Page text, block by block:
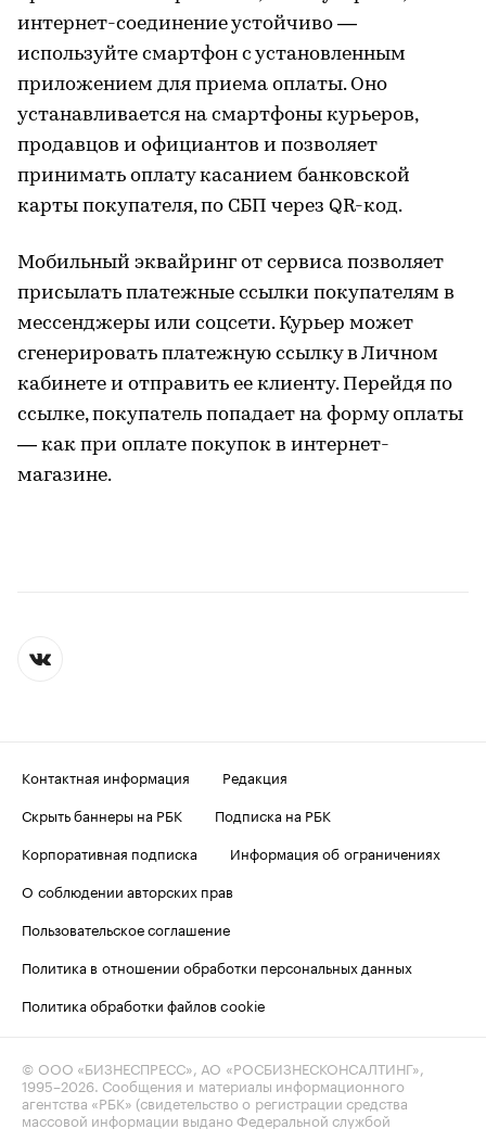
интернет-соединение устойчиво —
используйте смартфон с установленным
приложением для приема оплаты. Оно
устанавливается на смартфоны курьеров,
продавцов и официантов и позволяет
принимать оплату касанием банковской
карты покупателя, по СБП через QR-код.
Мобильный эквайринг от сервиса позволяет
присылать платежные ссылки покупателям в
мессенджеры или соцсети. Курьер может
сгенерировать платежную ссылку в Личном
кабинете и отправить ее клиенту. Перейдя по
ссылке, покупатель попадает на форму оплаты
— как при оплате покупок в интернет-
магазине.
Контактная информация
Редакция
Скрыть баннеры на РБК
Подписка на РБК
Корпоративная подписка
Информация об ограничениях
О соблюдении авторских прав
Пользовательское соглашение
Политика в отношении обработки персональных данных
Политика обработки файлов cookie
© ООО «БИЗНЕСПРЕСС», АО «РОСБИЗНЕСКОНСАЛТИНГ»,
1995–2026 . Сообщения и материалы информационного
агентства «РБК» (свидетельство о регистрации средства
массовой информации выдано Федеральной службой